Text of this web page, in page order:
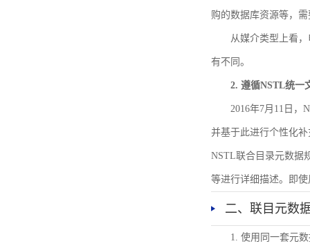
购的数据库资源等，
从媒介类型上看
有不同。
2. 遵循NSTL统一
2016年7月11日，
并基于此进行个性化
NSTL联合目录元数据
等进行详细描述。即
二、联目元数
1. 使用同一套元